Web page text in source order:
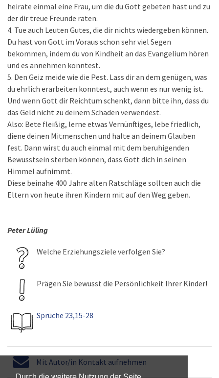
heirate einmal eine Frau, um die du Gott gebeten hast und zu
der dir treue Freunde raten.
4. Tue auch Leuten Gutes, die dir nichts wiedergeben können.
Du hast von Gott im Voraus schon sehr viel Segen
bekommen, indem du von Kindheit an das Evangelium hören
und es annehmen konntest.
5. Den Geiz meide wie die Pest. Lass dir an dem genügen, was
du ehrlich erarbeiten konntest, auch wenn es nur wenig ist.
Und wenn Gott dir Reichtum schenkt, dann bitte ihn, dass du
das Geld nicht zu deinem Schaden verwendest.
Also: Bete fleißig, lerne etwas Vernünftiges, lebe friedlich,
diene deinen Mitmenschen und halte an deinem Glauben
fest. Dann wirst du auch einmal mit dem beruhigenden
Bewusstsein sterben können, dass Gott dich in seinen
Himmel aufnimmt.
Diese beinahe 400 Jahre alten Ratschläge sollten auch die
Eltern von heute ihren Kindern mit auf den Weg geben.
Peter Lüling
Welche Erziehungsziele verfolgen Sie?
Prägen Sie bewusst die Persönlichkeit Ihrer Kinder!
Sprüche 23,15-28
Mit Autor/in Kontakt aufnehmen